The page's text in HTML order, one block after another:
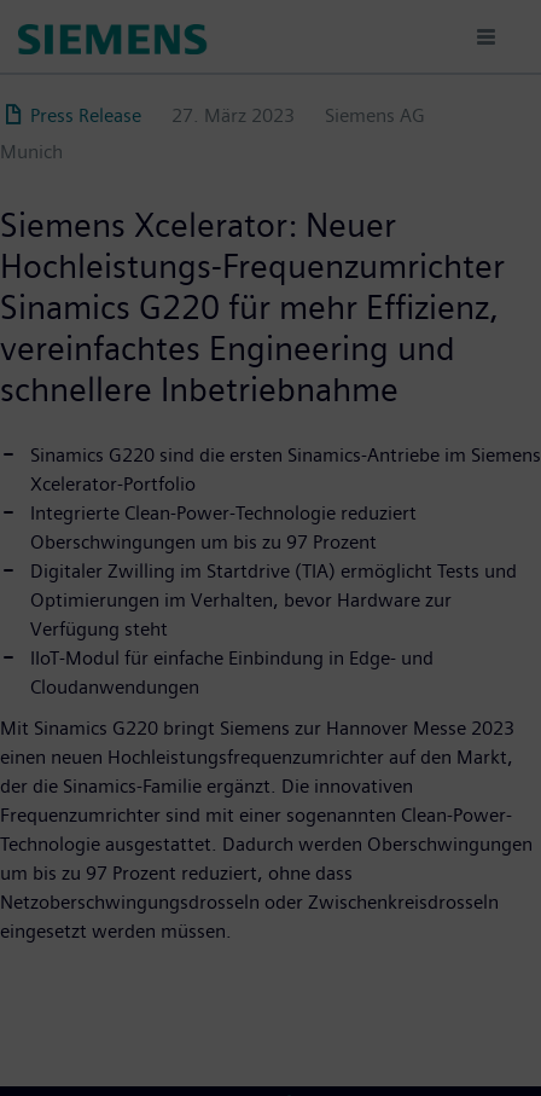
zum
Press Release
27. März 2023
Siemens AG
Munich
Siemens Xcelerator: Neuer
Hochleistungs-Frequenzumrichter
Sinamics G220 für mehr Effizienz,
vereinfachtes Engineering und
schnellere Inbetriebnahme
Sinamics G220 sind die ersten Sinamics-Antriebe im Siemens
Xcelerator-Portfolio
Integrierte Clean-Power-Technologie reduziert
Oberschwingungen um bis zu 97 Prozent
Digitaler Zwilling im Startdrive (TIA) ermöglicht Tests und
Optimierungen im Verhalten, bevor Hardware zur
Verfügung steht
IIoT-Modul für einfache Einbindung in Edge- und
Cloudanwendungen
Mit Sinamics G220 bringt Siemens zur Hannover Messe 2023
einen neuen Hochleistungsfrequenzumrichter auf den Markt,
der die Sinamics-Familie ergänzt. Die innovativen
Frequenzumrichter sind mit einer sogenannten Clean-Power-
Technologie ausgestattet. Dadurch werden Oberschwingungen
um bis zu 97 Prozent reduziert, ohne dass
Netzoberschwingungsdrosseln oder Zwischenkreisdrosseln
eingesetzt werden müssen.